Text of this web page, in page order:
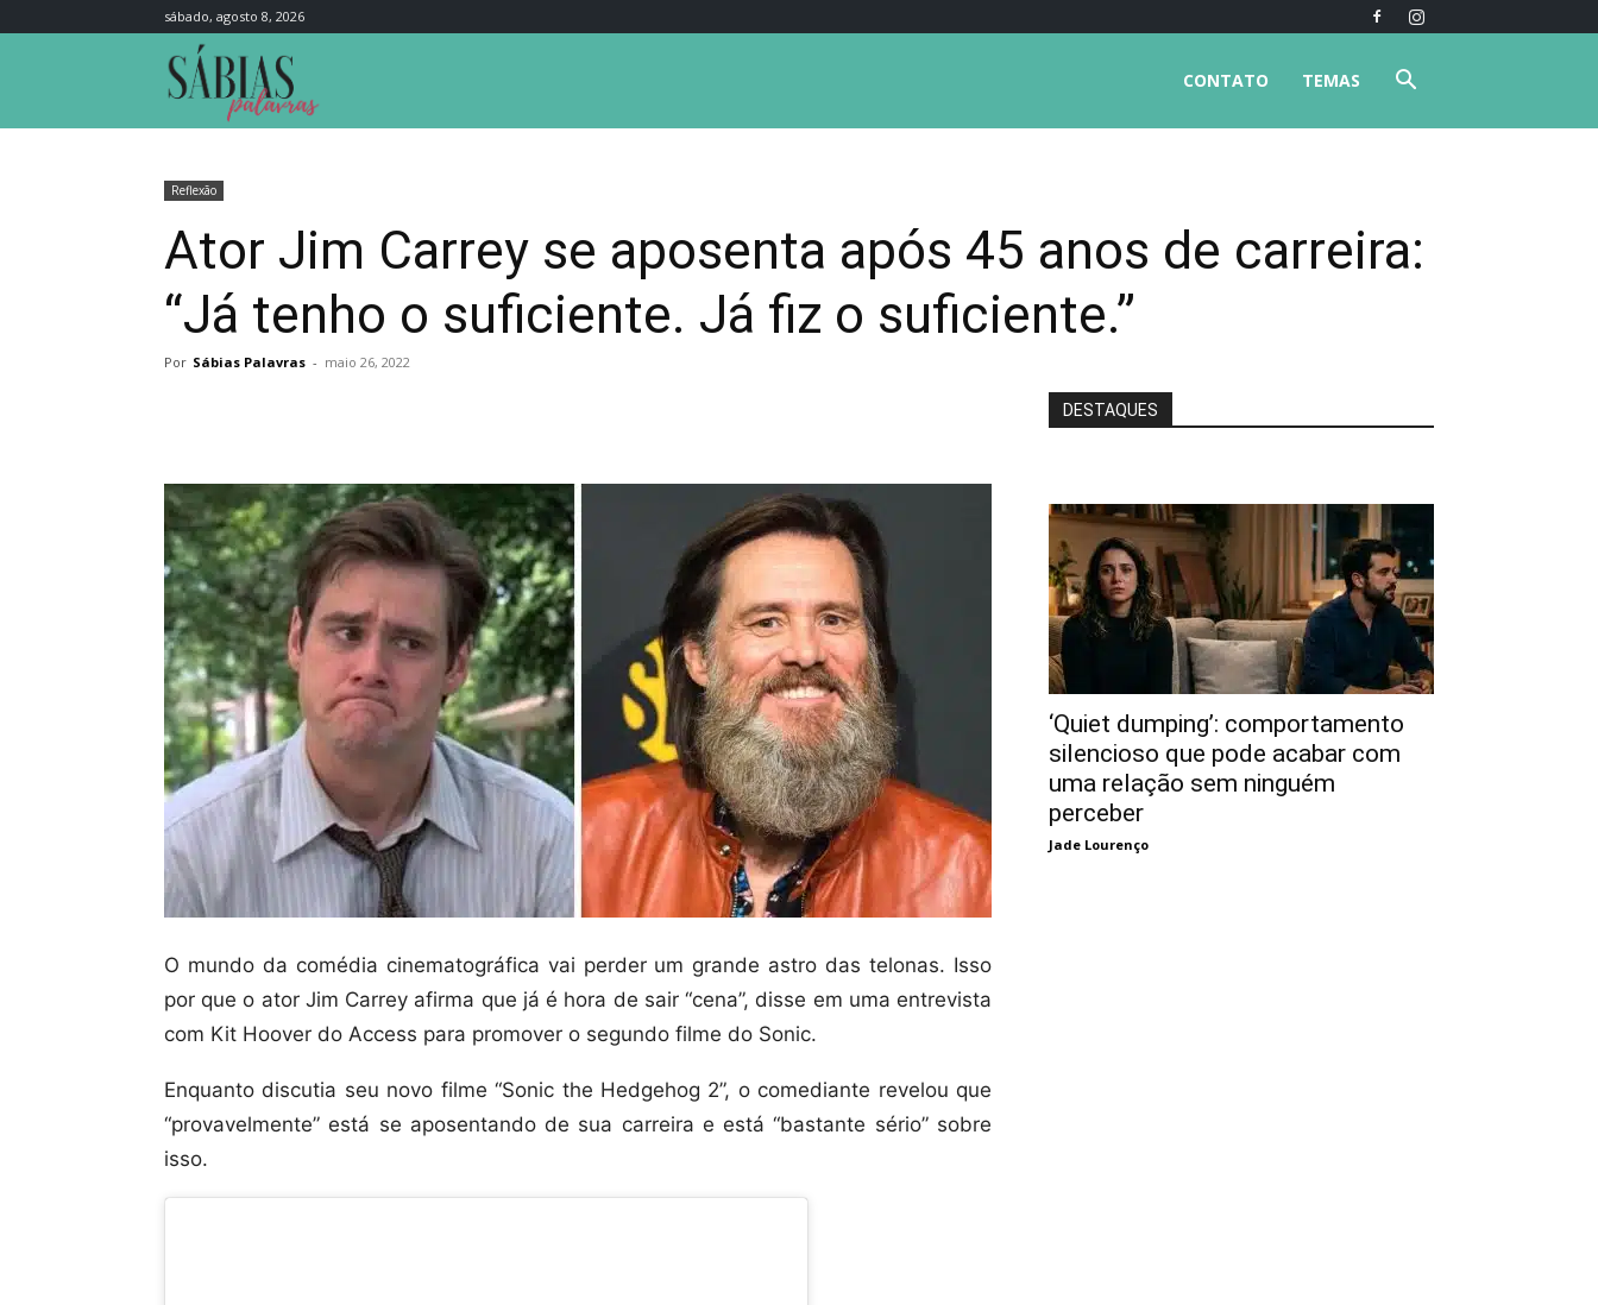
sábado, agosto 8, 2026
TEMAS
CONTATO
Reflexão
Ator Jim Carrey se aposenta após 45 anos de carreira:
“Já tenho o suficiente. Já fiz o suficiente.”
Por Sábias Palavras - maio 26, 2022
O mundo da comédia cinematográfica vai perder um grande astro das telonas. Isso
por que o ator Jim Carrey afirma que já é hora de sair “cena”, disse em uma entrevista
com Kit Hoover do Access para promover o segundo filme do Sonic.
Enquanto discutia seu novo filme “Sonic the Hedgehog 2”, o comediante revelou que
“provavelmente” está se aposentando de sua carreira e está “bastante sério” sobre
isso.
DESTAQUES
‘Quiet dumping’: comportamento
silencioso que pode acabar com
uma relação sem ninguém
perceber
Jade Lourenço